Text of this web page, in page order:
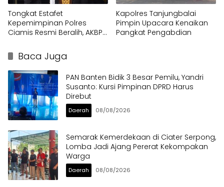
Tongkat Estafet
Kepemimpinan Polres
Ciamis Resmi Beralih, AKBP
Pengabdian Presisi untuk
Masyarakat
Kapolres Tanjungbalai
Pimpin Upacara Kenaikan
Pangkat Pengabdian
Baca Juga
PAN Banten Bidik 3 Besar Pemilu, Yandri
Susanto: Kursi Pimpinan DPRD Harus
Direbut
Daerah 08/08/2026
Semarak Kemerdekaan di Ciater Serpong,
Lomba Jadi Ajang Pererat Kekompakan
Warga
Daerah 08/08/2026